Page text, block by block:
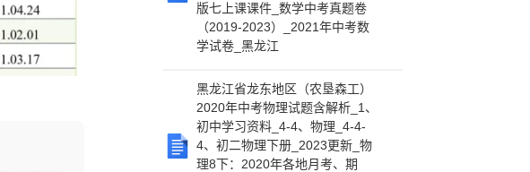
版七上课课件_数学中考真题卷
（2019-2023）_2021年中考数
学试卷_黑龙江
黑龙江省龙东地区（农垦森工）
2020年中考物理试题含解析_1、
初中学习资料_4-4、物理_4-4-
4、初二物理下册_2023更新_物
理8下：2020年各地月考、期